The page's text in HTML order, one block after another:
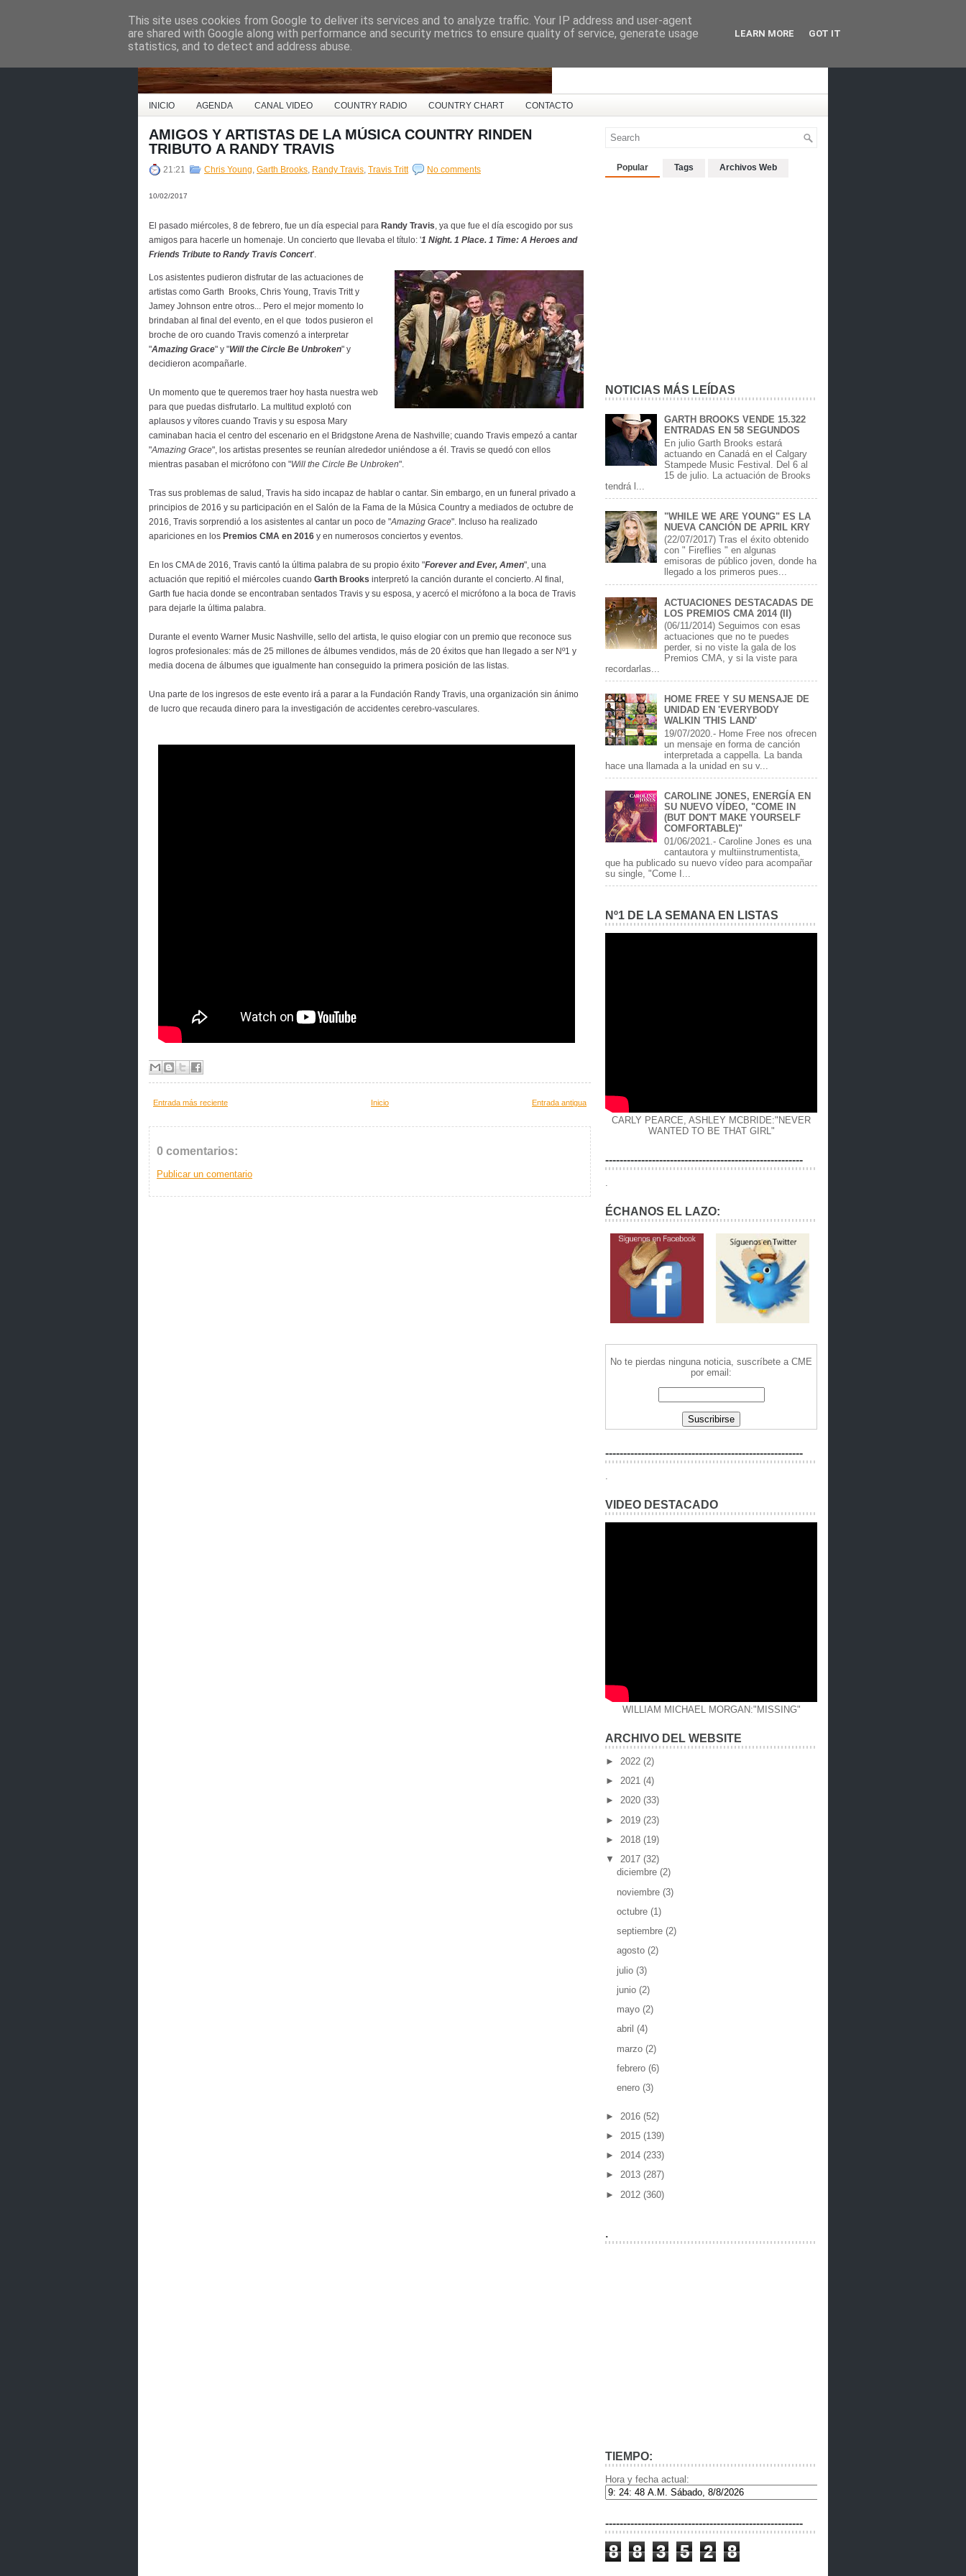
Country Music España
INICIO AGENDA CANAL VIDEO COUNTRY RADIO COUNTRY CHART CONTACTO
AMIGOS Y ARTISTAS DE LA MÚSICA COUNTRY RINDEN
TRIBUTO A RANDY TRAVIS
21:21 Chris Young, Garth Brooks, Randy Travis, Travis Tritt No comments
10/02/2017
El pasado miércoles, 8 de febrero, fue un día especial para Randy Travis, ya que fue el día escogido por sus
amigos para hacerle un homenaje. Un concierto que llevaba el título: '1 Night. 1 Place. 1 Time: A Heroes and
Friends Tribute to Randy Travis Concert'.
Los asistentes pudieron disfrutar de las actuaciones de
artistas como Garth Brooks, Chris Young, Travis Tritt y
Jamey Johnson entre otros... Pero el mejor momento lo
brindaban al final del evento, en el que todos pusieron el
broche de oro cuando Travis comenzó a interpretar
"Amazing Grace" y "Will the Circle Be Unbroken" y
decidieron acompañarle.
Un momento que te queremos traer hoy hasta nuestra web
para que puedas disfrutarlo. La multitud explotó con
aplausos y vítores cuando Travis y su esposa Mary
caminaban hacia el centro del escenario en el Bridgstone Arena de Nashville; cuando Travis empezó a cantar
"Amazing Grace", los artistas presentes se reunían alrededor uniéndose a él. Travis se quedó con ellos
mientras pasaban el micrófono con "Will the Circle Be Unbroken".
Tras sus problemas de salud, Travis ha sido incapaz de hablar o cantar. Sin embargo, en un funeral privado a
principios de 2016 y su participación en el Salón de la Fama de la Música Country a mediados de octubre de
2016, Travis sorprendió a los asistentes al cantar un poco de "Amazing Grace". Incluso ha realizado
apariciones en los Premios CMA en 2016 y en numerosos conciertos y eventos.
En los CMA de 2016, Travis cantó la última palabra de su propio éxito "Forever and Ever, Amen", una
actuación que repitió el miércoles cuando Garth Brooks interpretó la canción durante el concierto. Al final,
Garth fue hacia donde se encontraban sentados Travis y su esposa, y acercó el micrófono a la boca de Travis
para dejarle la última palabra.
Durante el evento Warner Music Nashville, sello del artista, le quiso elogiar con un premio que reconoce sus
logros profesionales: más de 25 millones de álbumes vendidos, más de 20 éxitos que han llegado a ser Nº1 y
media docena de álbumes que igualmente han conseguido la primera posición de las listas.
Una parte de los ingresos de este evento irá a parar a la Fundación Randy Travis, una organización sin ánimo
de lucro que recauda dinero para la investigación de accidentes cerebro-vasculares.
Entrada más reciente Entrada antigua
Inicio
0 comentarios:
Publicar un comentario
Popular Tags Archivos Web
NOTICIAS MÁS LEÍDAS
GARTH BROOKS VENDE 15.322
ENTRADAS EN 58 SEGUNDOS
En julio Garth Brooks estará
actuando en Canadá en el Calgary
Stampede Music Festival. Del 6 al
15 de julio. La actuación de Brooks
tendrá l...
"WHILE WE ARE YOUNG" ES LA
NUEVA CANCIÓN DE APRIL KRY
(22/07/2017) Tras el éxito obtenido
con " Fireflies " en algunas
emisoras de público joven, donde ha
llegado a los primeros pues...
ACTUACIONES DESTACADAS DE
LOS PREMIOS CMA 2014 (II)
(06/11/2014) Seguimos con esas
actuaciones que no te puedes
perder, si no viste la gala de los
Premios CMA, y si la viste para
recordarlas...
HOME FREE Y SU MENSAJE DE
UNIDAD EN 'EVERYBODY
WALKIN 'THIS LAND'
19/07/2020.- Home Free nos ofrecen
un mensaje en forma de canción
interpretada a cappella. La banda
hace una llamada a la unidad en su v...
CAROLINE JONES, ENERGÍA EN
SU NUEVO VÍDEO, "COME IN
(BUT DON'T MAKE YOURSELF
COMFORTABLE)"
01/06/2021.- Caroline Jones es una
cantautora y multiinstrumentista,
que ha publicado su nuevo vídeo para acompañar
su single, "Come I...
Nº1 DE LA SEMANA EN LISTAS
CARLY PEARCE, ASHLEY MCBRIDE:"NEVER
WANTED TO BE THAT GIRL"
-------------------------------------------------------
ÉCHANOS EL LAZO:
No te pierdas ninguna noticia, suscríbete a CME
por email:
-------------------------------------------------------
VIDEO DESTACADO
WILLIAM MICHAEL MORGAN:"MISSING"
ARCHIVO DEL WEBSITE
► 2022 (2)
► 2021 (4)
► 2020 (33)
► 2019 (23)
► 2018 (19)
▼ 2017 (32)
diciembre (2)
noviembre (3)
octubre (1)
septiembre (2)
agosto (2)
julio (3)
junio (2)
mayo (2)
abril (4)
marzo (2)
febrero (6)
enero (3)
► 2016 (52)
► 2015 (139)
► 2014 (233)
► 2013 (287)
► 2012 (360)
.
TIEMPO:
Hora y fecha actual:
-------------------------------------------------------
8 8 3 5 2 8
This site uses cookies from Google to deliver its services and to analyze traffic. Your IP address and user-agent
are shared with Google along with performance and security metrics to ensure quality of service, generate usage
statistics, and to detect and address abuse.
LEARN MORE GOT IT